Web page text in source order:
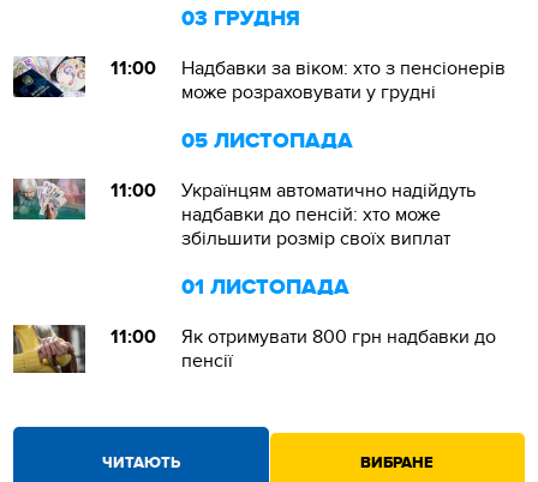
03 ГРУДНЯ
11:00
Надбавки за віком: хто з пенсіонерів
може розраховувати у грудні
05 ЛИСТОПАДА
11:00
Українцям автоматично надійдуть
надбавки до пенсій: хто може
збільшити розмір своїх виплат
01 ЛИСТОПАДА
11:00
Як отримувати 800 грн надбавки до
пенсії
ЧИТАЮТЬ ВИБРАНЕ